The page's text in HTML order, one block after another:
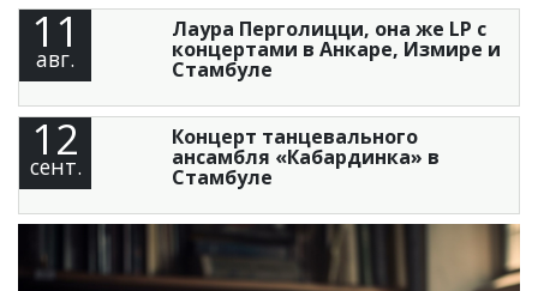
11
авг.
Лаура Перголицци, она же LP с
концертами в Анкаре, Измире и
Стамбуле
12
сент.
Концерт танцевального
ансамбля «Кабардинка» в
Стамбуле